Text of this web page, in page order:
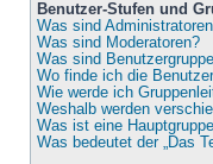
Benutzer-Stufen und
Was sind
Was sind Moderatoren?
Was sind
Wo finde ich die
Wie werde ich
Weshalb werden
Was ist eine
Was bedeutet der „Das